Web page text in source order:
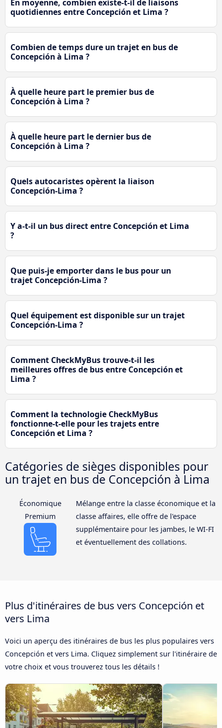
En moyenne, combien existe-t-il de liaisons
quotidiennes entre Concepción et Lima ?
Combien de temps dure un trajet en bus de
Concepción à Lima ?
À quelle heure part le premier bus de
Concepción à Lima ?
À quelle heure part le dernier bus de
Concepción à Lima ?
Quels autocaristes opèrent la liaison
Concepción-Lima ?
Y a-t-il un bus direct entre Concepción et Lima
?
Que puis-je emporter dans le bus pour un
trajet Concepción-Lima ?
Quel équipement est disponible sur un trajet
Concepción-Lima ?
Comment CheckMyBus trouve-t-il les
meilleures offres de bus entre Concepción et
Lima ?
Comment la technologie CheckMyBus
fonctionne-t-elle pour les trajets entre
Concepción et Lima ?
Catégories de sièges disponibles pour
un trajet en bus de Concepción à Lima
Économique
Premium
Mélange entre la classe économique et la
classe affaires, elle offre de l'espace
supplémentaire pour les jambes, le WI-FI
et éventuellement des collations.
Plus d'itinéraires de bus vers Concepción et
vers Lima
Voici un aperçu des itinéraires de bus les plus populaires vers
Concepción et vers Lima. Cliquez simplement sur l'itinéraire de
votre choix et vous trouverez tous les détails !